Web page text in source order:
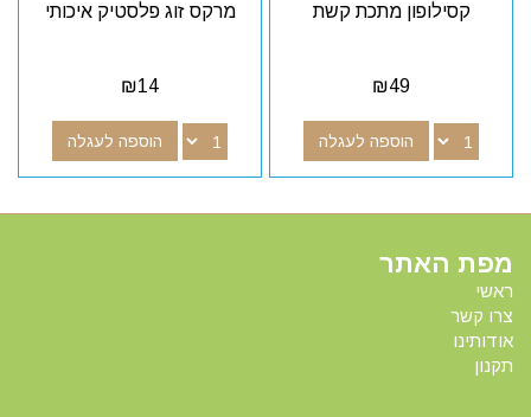
קסילופון מתכת קשת
₪49
הוספה לעגלה
מרקס זוג פלסטיק איכותי
₪14
הוספה לעגלה
מפת האתר
ראשי
צרו קשר
אודותינו
תקנון